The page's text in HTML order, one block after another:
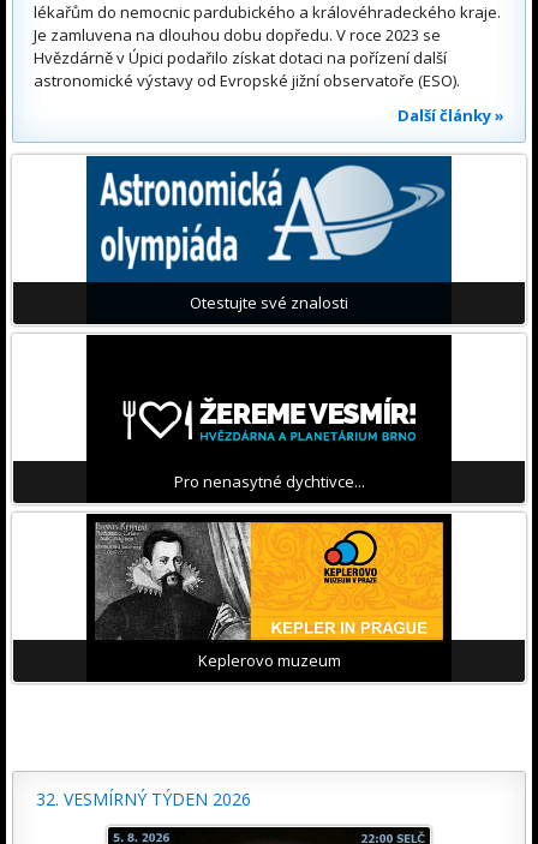
lékařům do nemocnic pardubického a královéhradeckého kraje.
Je zamluvena na dlouhou dobu dopředu. V roce 2023 se
Hvězdárně v Úpici podařilo získat dotaci na pořízení další
astronomické výstavy od Evropské jižní observatoře (ESO).
Další články »
Otestujte své znalosti
Pro nenasytné dychtivce...
Keplerovo muzeum
32. VESMÍRNÝ TÝDEN 2026